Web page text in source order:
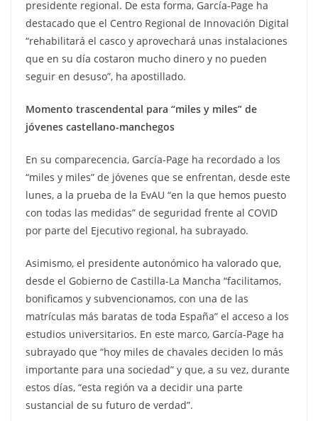
presidente regional. De esta forma, García-Page ha
destacado que el Centro Regional de Innovación Digital
“rehabilitará el casco y aprovechará unas instalaciones
que en su día costaron mucho dinero y no pueden
seguir en desuso”, ha apostillado.
Momento trascendental para “miles y miles” de
jóvenes castellano-manchegos
En su comparecencia, García-Page ha recordado a los
“miles y miles” de jóvenes que se enfrentan, desde este
lunes, a la prueba de la EvAU “en la que hemos puesto
con todas las medidas” de seguridad frente al COVID
por parte del Ejecutivo regional, ha subrayado.
Asimismo, el presidente autonómico ha valorado que,
desde el Gobierno de Castilla-La Mancha “facilitamos,
bonificamos y subvencionamos, con una de las
matrículas más baratas de toda España” el acceso a los
estudios universitarios. En este marco, García-Page ha
subrayado que “hoy miles de chavales deciden lo más
importante para una sociedad” y que, a su vez, durante
estos días, “esta región va a decidir una parte
sustancial de su futuro de verdad”.